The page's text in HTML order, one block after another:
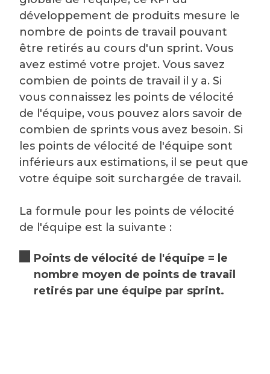
développement de produits mesure le
nombre de points de travail pouvant
être retirés au cours d'un sprint. Vous
avez estimé votre projet. Vous savez
combien de points de travail il y a. Si
vous connaissez les points de vélocité
de l'équipe, vous pouvez alors savoir de
combien de sprints vous avez besoin. Si
les points de vélocité de l'équipe sont
inférieurs aux estimations, il se peut que
votre équipe soit surchargée de travail.
La formule pour les points de vélocité
de l'équipe est la suivante :
Points de vélocité de l'équipe = le
nombre moyen de points de travail
retirés par une équipe par sprint.